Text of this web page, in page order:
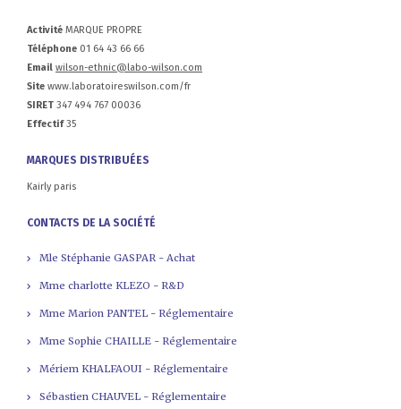
Activité MARQUE PROPRE
Téléphone 01 64 43 66 66
Email wilson-ethnic@labo-wilson.com
Site www.laboratoireswilson.com/fr
SIRET 347 494 767 00036
Effectif35
MARQUES DISTRIBUÉES
Kairly paris
CONTACTS DE LA SOCIÉTÉ
Mle Stéphanie GASPAR - Achat
Mme charlotte KLEZO - R&D
Mme Marion PANTEL - Réglementaire
Mme Sophie CHAILLE - Réglementaire
Mériem KHALFAOUI - Réglementaire
Sébastien CHAUVEL - Réglementaire